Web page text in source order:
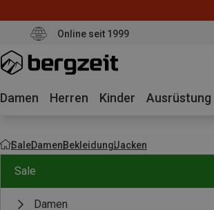
Online seit 1999
Damen Herren Kinder Ausrüstung
SaleDamenBekleidungJacken
Sale
Damen